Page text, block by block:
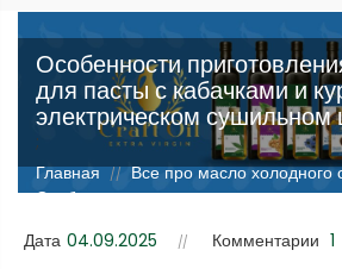
Особенности
для пасты с кабачками и
электрическом
;
Главная // Все про масло холодного
Особенности приготовления
Дата 04.09.2025 Комментарии 1